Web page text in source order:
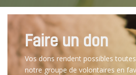
Faire un don
Vos dons rendent possibles
notre groupe de volontaires en